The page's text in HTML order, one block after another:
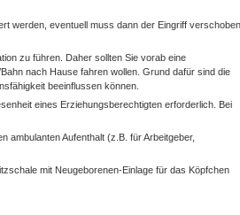
werden, eventuell muss dann der Eingriff verschoben
zu führen. Daher sollten Sie vorab eine
nach Hause fahren wollen. Grund dafür sind die
beeinflussen können.
eines Erziehungsberechtigten erforderlich. Bei
ambulanten Aufenthalt (z.B. für Arbeitgeber,
mit Neugeborenen-Einlage für das Köpfchen